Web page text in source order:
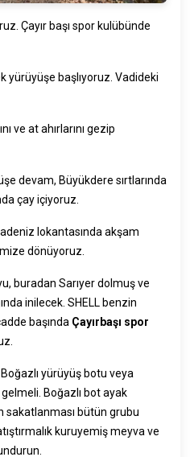
Çayır başı spor kulübünde
yürüyüşe başlıyoruz. Vadideki
ve at ahırlarını gezip
devam, Büyükdere sırtlarında
çay içiyoruz.
lokantasında akşam
dönüyoruz.
buradan Sarıyer dolmuş ve
inilecek. SHELL benzin
başında Çayırbaşı spor
yürüyüş botu veya
Boğazlı bot ayak
sakatlanması bütün grubu
kuruyemiş meyva ve